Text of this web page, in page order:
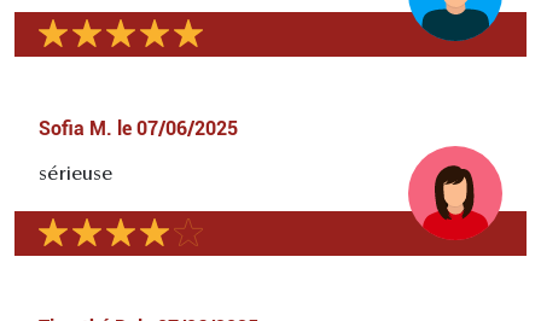
Sofia M. le 07/06/2025
sérieuse